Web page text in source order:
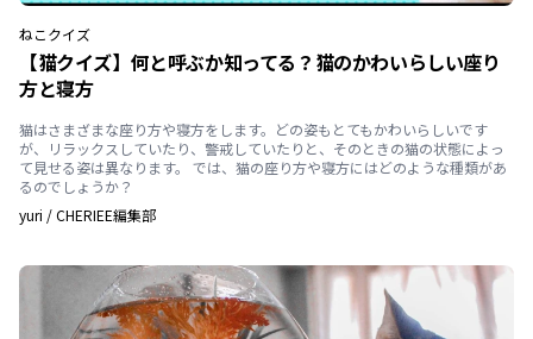
ねこクイズ
【猫クイズ】何と呼ぶか知ってる？猫のかわいらしい座り
方と寝方
猫はさまざまな座り方や寝方をします。どの姿もとてもかわいらしいです
が、リラックスしていたり、警戒していたりと、そのときの猫の状態によっ
て見せる姿は異なります。 では、猫の座り方や寝方にはどのような種類があ
るのでしょうか？
yuri /CHERIEE編集部